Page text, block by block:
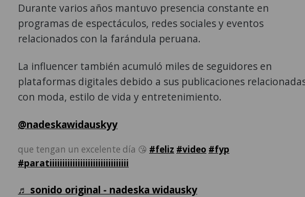
Durante varios años mantuvo presencia constante en
programas de espectáculos, redes sociales y eventos
relacionados con la farándula peruana.
La influencer también acumuló miles de seguidores en
plataformas digitales debido a sus publicaciones
con moda, estilo de vida y entretenimiento.
@nadeskawidauskyy
que tengan un excelente día 😘 #feliz #video #fyp
#paratiiiiiiiiiiiiiiiiiiiiiiiiiiiiiii
♬ sonido original - nadeska widausky